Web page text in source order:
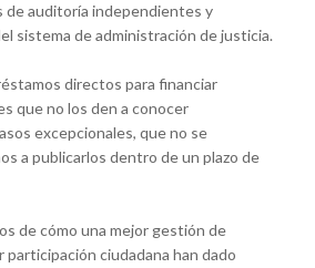
auditoría independientes y
sistema de administración de justicia.
directos para financiar
que no los den a conocer
excepcionales, que no se
a publicarlos dentro de un plazo de
de cómo una mejor gestión de
participación ciudadana han dado